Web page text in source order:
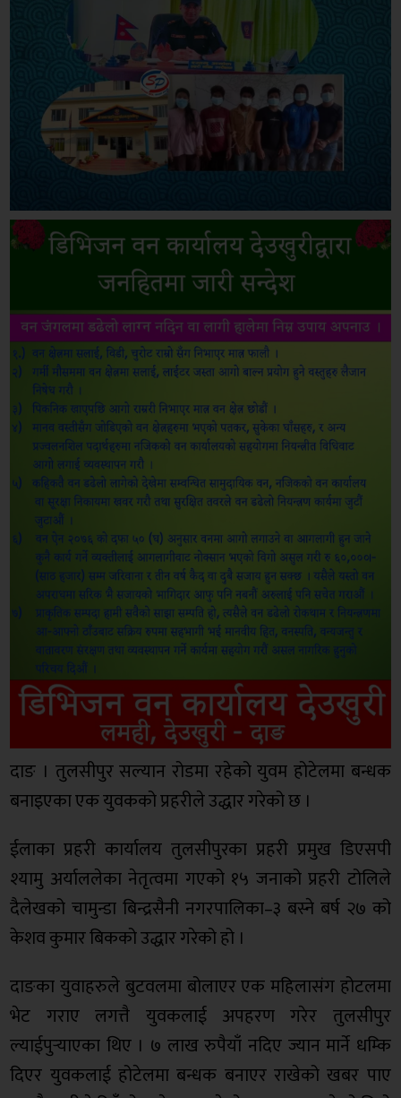
दाङ । तुलसीपुर सल्यान रोडमा रहेको युवम होटेलमा बन्धक
बनाइएका एक युवकको प्रहरीले उद्धार गरेको छ ।
ईलाका प्रहरी कार्यालय तुलसीपुरका प्रहरी प्रमुख डिएसपी
श्यामु अर्याललेका नेतृत्वमा गएको १५ जनाको प्रहरी टोलिले
दैलेखको चामुन्डा बिन्द्रसैनी नगरपालिका–३ बस्ने बर्ष २७ को
केशव कुमार बिकको उद्धार गरेको हो ।
दाङका युवाहरुले बुटवलमा बोलाएर एक महिलासंग होटलमा
भेट गराए लगत्तै युवकलाई अपहरण गरेर तुलसीपुर
ल्याईपुर्‍याएका थिए । ७ लाख रुपैयाँ नदिए ज्यान मार्ने धम्कि
दिएर युवकलाई होटेलमा बन्धक बनाएर राखेको खबर पाए